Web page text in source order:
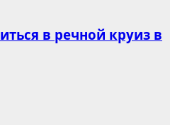
в речной круиз в